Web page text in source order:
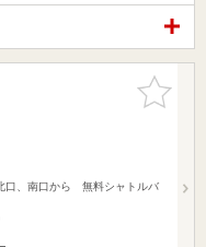
お気に入
りに追加
口、南口から 無料シャトルバ